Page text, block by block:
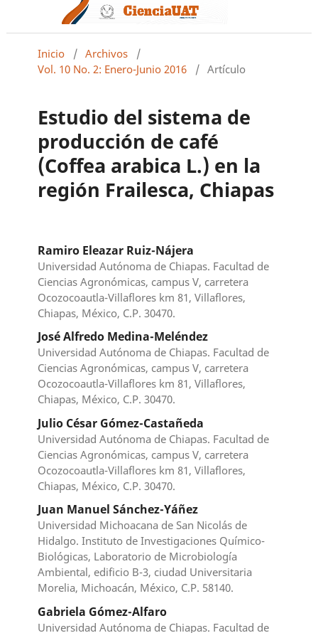
Inicio / Archivos
/
Vol. 10 No. 2: Enero-Junio 2016
/ Artículo
Estudio del sistema de
producción de café
(Coffea arabica L.) en la
región Frailesca, Chiapas
Ramiro Eleazar Ruiz-Nájera
Universidad Autónoma de Chiapas. Facultad de
Ciencias Agronómicas, campus V, carretera
Ocozocoautla-Villaflores km 81, Villaflores,
Chiapas, México, C.P. 30470.
José Alfredo Medina-Meléndez
Universidad Autónoma de Chiapas. Facultad de
Ciencias Agronómicas, campus V, carretera
Ocozocoautla-Villaflores km 81, Villaflores,
Chiapas, México, C.P. 30470.
Julio César Gómez-Castañeda
Universidad Autónoma de Chiapas. Facultad de
Ciencias Agronómicas, campus V, carretera
Ocozocoautla-Villaflores km 81, Villaflores,
Chiapas, México, C.P. 30470.
Juan Manuel Sánchez-Yáñez
Universidad Michoacana de San Nicolás de
Hidalgo. Instituto de Investigaciones Químico-
Biológicas, Laboratorio de Microbiología
Ambiental, edificio B-3, ciudad Universitaria
Morelia, Michoacán, México, C.P. 58140.
Gabriela Gómez-Alfaro
Universidad Autónoma de Chiapas. Facultad de